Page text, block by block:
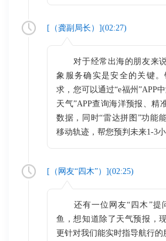
[（龚副局长 ）](02:27)
对于经常出海的朋友来
象服务确实是安全的关键
求，您可以通过“e福州”APP
天气”APP查询海洋预报、精
数据，同时“雷达拼图”功能
移动轨迹，帮您预判未来1-3
[（ 网友“四木”）](02:25)
还有一位网友“四木”提
鱼，想知道除了天气预报，
更针对我们能实时指导航行的